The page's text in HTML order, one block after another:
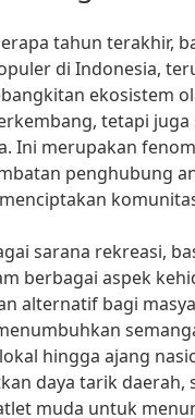
tahun terakhir,
di Indonesia,
ekosistem
tetapi
Ini merupakan
penghubung
sarana rekreasi,
berbagai aspek
alternatif bagi
hingga ajang
daya tarik daerah,
muda untuk